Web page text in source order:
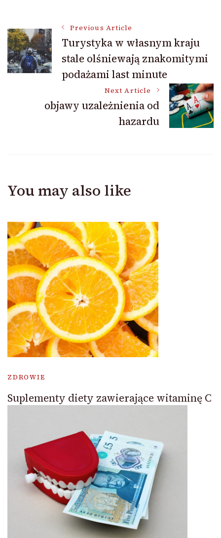
Post
Navigation
Previous Article
Turystyka w własnym kraju
stale olśniewają znakomitymi
podażami last minute
Next Article
objawy uzależnienia od
hazardu
You may also like
ZDROWIE
Suplementy diety zawierające witaminę C